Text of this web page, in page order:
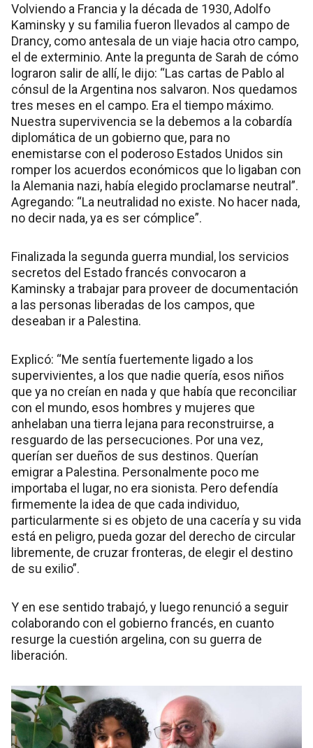
Volviendo a Francia y la década de 1930, Adolfo
Kaminsky y su familia fueron llevados al campo de
Drancy, como antesala de un viaje hacia otro campo,
el de exterminio. Ante la pregunta de Sarah de cómo
lograron salir de allí, le dijo: “Las cartas de Pablo al
cónsul de la Argentina nos salvaron. Nos quedamos
tres meses en el campo. Era el tiempo máximo.
Nuestra supervivencia se la debemos a la cobardía
diplomática de un gobierno que, para no
enemistarse con el poderoso Estados Unidos sin
romper los acuerdos económicos que lo ligaban con
la Alemania nazi, había elegido proclamarse neutral”.
Agregando: “La neutralidad no existe. No hacer nada,
no decir nada, ya es ser cómplice”.
Finalizada la segunda guerra mundial, los servicios
secretos del Estado francés convocaron a
Kaminsky a trabajar para proveer de documentación
a las personas liberadas de los campos, que
deseaban ir a Palestina.
Explicó: “Me sentía fuertemente ligado a los
supervivientes, a los que nadie quería, esos niños
que ya no creían en nada y que había que reconciliar
con el mundo, esos hombres y mujeres que
anhelaban una tierra lejana para reconstruirse, a
resguardo de las persecuciones. Por una vez,
querían ser dueños de sus destinos. Querían
emigrar a Palestina. Personalmente poco me
importaba el lugar, no era sionista. Pero defendía
firmemente la idea de que cada individuo,
particularmente si es objeto de una cacería y su vida
está en peligro, pueda gozar del derecho de circular
libremente, de cruzar fronteras, de elegir el destino
de su exilio”.
Y en ese sentido trabajó, y luego renunció a seguir
colaborando con el gobierno francés, en cuanto
resurge la cuestión argelina, con su guerra de
liberación.